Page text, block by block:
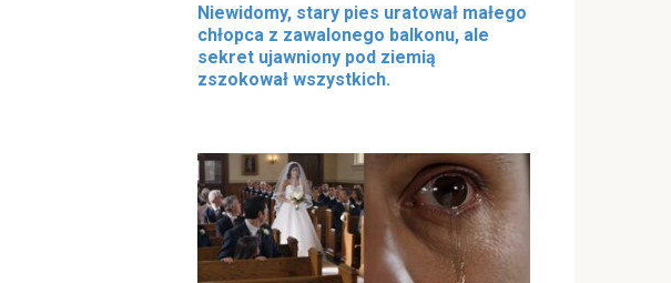
Niewidomy, stary pies uratował małego
chłopca z zawalonego balkonu, ale
sekret ujawniony pod ziemią
zszokował wszystkich.